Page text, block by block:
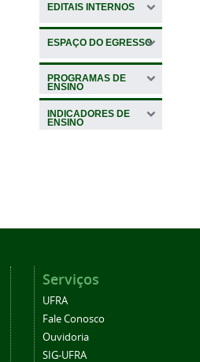
EDITAIS INTERNOS
ESPAÇO DO EGRESSO
PROGRAMAS DE
ENSINO
INDICADORES DE
ENSINO
Serviços
UFRA
Fale Conosco
Ouvidoria
SIG-UFRA